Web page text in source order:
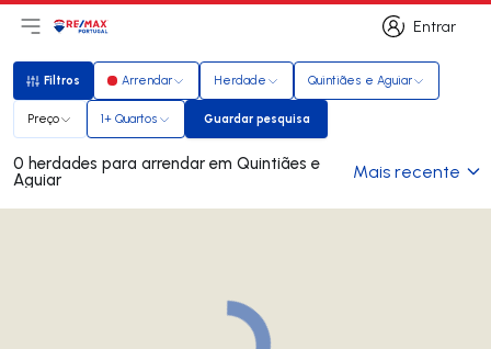
Entrar
Entrar
Abri menu principal
LogoIr para página inicial
Filtros
Filtros Arrendar Herdade Quintiães e Aguiar
Preço 1+ Quartos Guardar pesquisa
Guardar pesquisa
0 herdades para arrendar em Quintiães e
Aguiar Mais recente